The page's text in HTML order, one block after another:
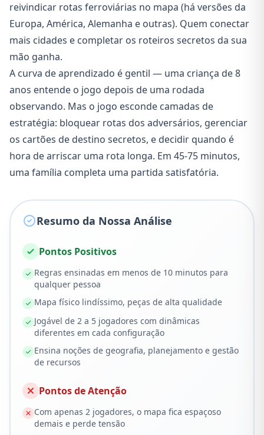
reivindicar rotas ferroviárias no mapa (há versões da
Europa, América, Alemanha e outras). Quem conectar
mais cidades e completar os roteiros secretos da sua
mão ganha.
A curva de aprendizado é gentil — uma criança de 8
anos entende o jogo depois de uma rodada
observando. Mas o jogo esconde camadas de
estratégia: bloquear rotas dos adversários, gerenciar
os cartões de destino secretos, e decidir quando é
hora de arriscar uma rota longa. Em 45-75 minutos,
uma família completa uma partida satisfatória.
Resumo da Nossa Análise
Pontos Positivos
Regras ensinadas em menos de 10 minutos para
qualquer pessoa
Mapa físico lindíssimo, peças de alta qualidade
Jogável de 2 a 5 jogadores com dinâmicas
diferentes em cada configuração
Ensina noções de geografia, planejamento e gestão
de recursos
Pontos de Atenção
Com apenas 2 jogadores, o mapa fica espaçoso
demais e perde tensão